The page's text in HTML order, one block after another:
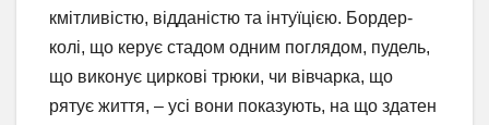
кмітливістю, відданістю та інтуїцією. Бордер-
колі, що керує стадом одним поглядом, пудель,
що виконує циркові трюки, чи вівчарка, що
рятує життя, – усі вони показують, на що здатен